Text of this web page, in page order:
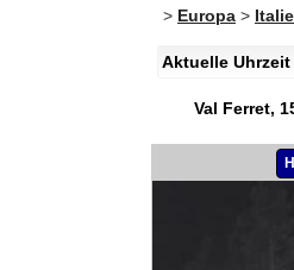
> Europa >
Aktuelle
Val Ferret,